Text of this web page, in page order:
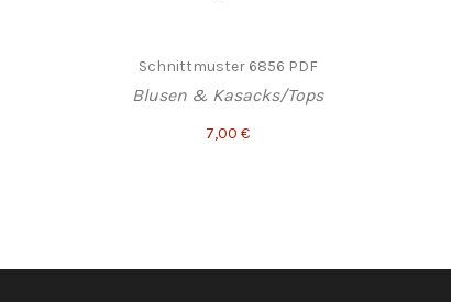
Schnittmuster 6856 PDF
Blusen & Kasacks/Tops
7,00 €